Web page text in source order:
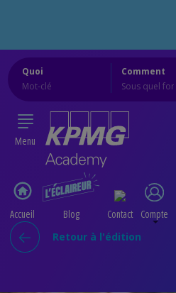
Quoi Comment
Menu
Accueil Blog Contact Compte
Retour à l'édition